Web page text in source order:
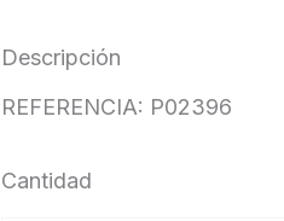
Descripción
REFERENCIA: P02396
Cantidad